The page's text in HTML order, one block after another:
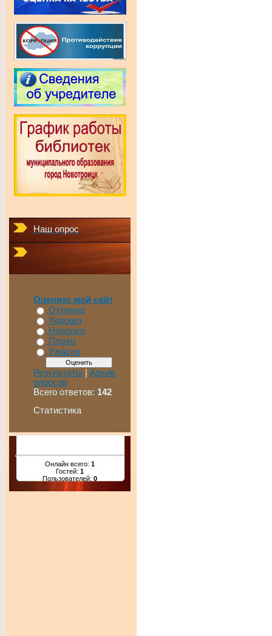
Наш опрос
Оцените мой сайт
Отлично
Хорошо
Неплохо
Плохо
Ужасно
Результаты | Архив
опросов
Всего ответов: 142
Статистика
Онлайн всего: 1
Гостей: 1
Пользователей: 0